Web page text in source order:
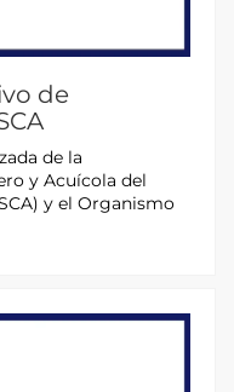
de
de la
y Acuícola del
y el Organismo